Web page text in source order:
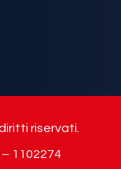
riservati.
1102274